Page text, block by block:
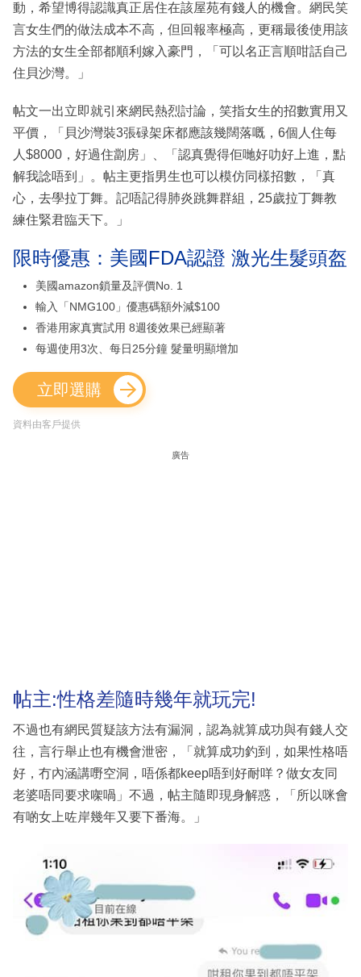
動，希望博得認識真正居住在該屋苑有錢人的機會。網民笑
言女生們的做法成本不高，但回報率極高，更稱最後使用該
方法的女生全部都順利嫁入豪門，「可以名正言順咁話自己
住貝沙灣。」
帖文一出立即就引來網民熱烈討論，笑指女生的招數實用又
平價，「貝沙灣裝3張碌架床都應該幾闊落嘅，6個人住每
人$8000，好過住劏房」、「認真覺得佢哋好叻好上進，點
解我諗唔到」。帖主更指男生也可以模仿同樣招數，「真
心，去學拉丁舞。記唔記得肺炎跳舞群組，25歲拉丁舞教
練住緊君臨天下。」
限時優惠：美國FDA認證 激光生髮頭盔
美國amazon鎖量及評價No. 1
輸入「NMG100」優惠碼額外減$100
香港用家真實試用 8週後效果已經顯著
每週使用3次、每日25分鐘 髮量明顯增加
立即選購
資料由客戶提供
廣告
帖主:性格差隨時幾年就玩完!
不過也有網民質疑該方法有漏洞，認為就算成功與有錢人交
往，言行舉止也有機會泄密，「就算成功釣到，如果性格唔
好，冇內涵講嘢空洞，唔係都keep唔到好耐咩？做女友同
老婆唔同要求㗎喎」不過，帖主隨即現身解惑，「所以咪會
有啲女上咗岸幾年又要下番海。」